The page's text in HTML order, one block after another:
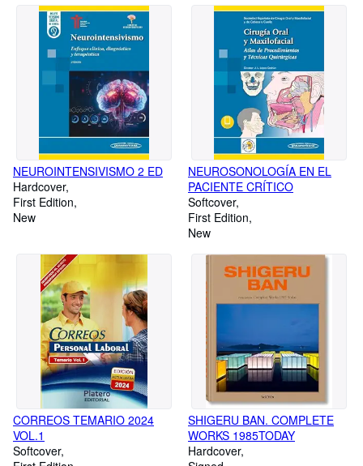
NEUROINTENSIVISMO 2 ED
Hardcover
First Edition
New
NEUROSONOLOGÍA EN EL
PACIENTE CRÍTICO
Softcover
First Edition
New
CORREOS TEMARIO 2024
VOL.1
Softcover
SHIGERU BAN. COMPLETE
WORKS 1985TODAY
Hardcover